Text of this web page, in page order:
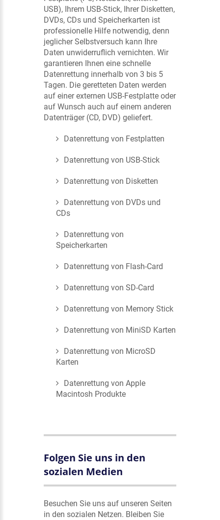
USB), Ihrem USB-Stick, Ihrer Disketten,
DVDs, CDs und Speicherkarten ist
professionelle Hilfe notwendig, denn
jeglicher Selbstversuch kann Ihre
Daten unwiderruflich vernichten. Wir
garantieren Ihnen eine schnelle
Datenrettung innerhalb von 3 bis 5
Tagen. Die geretteten Daten werden
auf einer externen USB-Festplatte oder
auf Wunsch auch auf einem anderen
Datenträger (CD, DVD) geliefert.
Datenrettung von Festplatten
Datenrettung von USB-Stick
Datenrettung von Disketten
Datenrettung von DVDs und
CDs
Datenrettung von
Speicherkarten
Datenrettung von Flash-Card
Datenrettung von SD-Card
Datenrettung von Memory Stick
Datenrettung von MiniSD Karten
Datenrettung von MicroSD
Karten
Datenrettung von Apple
Macintosh Produkte
Folgen Sie uns in den
sozialen Medien
Besuchen Sie uns auf unseren Seiten
in den sozialen Netzen. Bleiben Sie